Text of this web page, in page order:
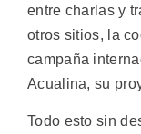
entre charlas y
otros sitios, la
campaña
Acualina, su
Todo esto sin